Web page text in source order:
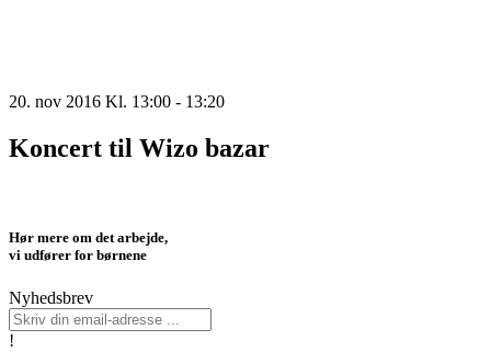
20. nov 2016 Kl. 13:00 - 13:20
Koncert til Wizo bazar
Hør mere om det arbejde,
vi udfører for børnene
Nyhedsbrev
!